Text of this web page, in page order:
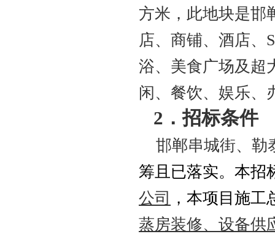
方米，此地块是邯
店、商铺、酒店、
浴、美食广场及超
闲、餐饮、娱乐、
2．招标条件
邯郸串城街、勒
筹且已落实。本招
公司 ，本项目施
蒸房装修、设备供